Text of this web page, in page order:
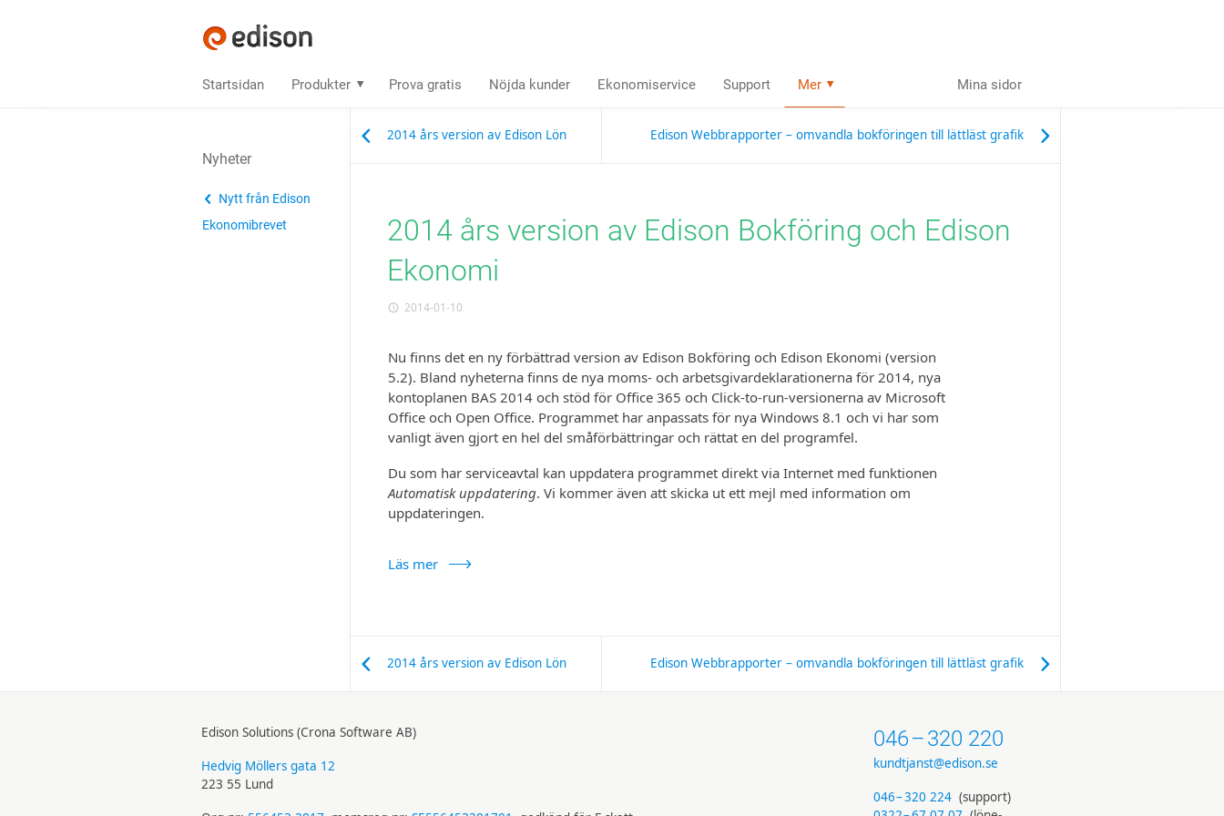
Startsidan Produkter Prova gratis Nöjda kunder Ekonomiservice Support Mer Mina sidor
2014 års version av Edison Lön Edison Webbrapporter – omvandla bokföringen till lättläst grafik
2014 års version av Edison Bokföring och Edison
Ekonomi
2014-01-10
Nu finns det en ny förbättrad version av Edison Bokföring och Edison Ekonomi (version
5.2). Bland nyheterna finns de nya moms- och arbetsgivar­deklarationerna för 2014, nya
konto­planen BAS 2014 och stöd för Office 365 och Click-to-run-versionerna av Microsoft
Office och Open Office. Programmet har anpassats för nya Windows 8.1 och vi har som
vanligt även gjort en hel del små­förbättringar och rättat en del programfel.
Du som har service­avtal kan upp­datera programmet direkt via Internet med funktionen
Automatisk upp­datering. Vi kommer även att skicka ut ett mejl med information om
uppdateringen.
Läs mer
2014 års version av Edison Lön Edison Webbrapporter – omvandla bokföringen till lättläst grafik
Nyheter
Nytt från Edison
Ekonomibrevet
Edison Solutions (Crona Software AB)
Hedvig Möllers gata 12
223 55 Lund
046–320 220
kundtjanst@edison.se
046–320 224 (support)